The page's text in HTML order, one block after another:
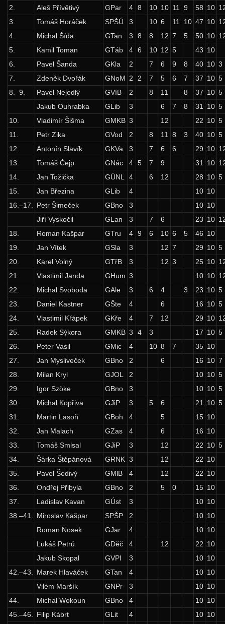
2.
Aleš Přívětivý GPar 4 8 10 10 11 9 58 10
3.
Tomáš Horáček SPŠÚ 3 10 6 11 10 47 10
4.
Michal Šída GTan 3 8 8 12 7 5 50 10
5.
Kamil Toman GTáb 4 6 10 12 5 43 10
6.
Pavel Šanda GKla 2 7 6 9 8 40 10 3
7.
Zdeněk Dvořák GNoM 2 2 7 5 6 7 37 10 5
8.–9.
Pavel Nejedlý GVíB 2 8 11 8 37 10 5
Jakub Ouhrabka
GLib 3 6 7 8 31 10 5
10.
Vladimír Šišma GMKB 3 12 22 10 5
11.
Petr Zika GVod 2 8 11 8 3 40 10 5
12.
Antonín Slavík GKVa 3 7 6 6 29 10
13.
Tomáš Čejp GNác 4 5 7 9 31 10
14.
Jan Tožička GÚNL 4 6 12 28 10 5
15.
Jan Březina GLib 4 10 10
16.–17. Petr Šimeček GBno 3 10 10
Jiří Vyskočil
GLan 3 7 6 23 10
18.
Roman Kašpar GTru 4 9 6 10 6 5 46 10
19.
Jan Vítek GSla 3 12 7 29 10 5
20.
Karel Volný GTřB 3 12 3 25 10
21.
Vlastimil Janda GHum 3 10 10
22.
Michal Svoboda GAle 3 6 4 3 23 10 5
23.
Daniel Kastner GŠte 4 6 16 10 5
24.
Vlastimil Křápek GKře 4 7 12 29 10
25.
Radek Sýkora GMKB 3 4 3 17 10 5
26.
Peter Vasil GMic 4 10 8 7 35 10
27.
Jan Mysliveček GBno 2 6 16 10 7
28.
Milan Kryl GJOL 2 10 10 5
29.
Igor Szöke GBno 3 10 10 5
30.
Michal Kopřiva GJiP 3 5 6 21 10 5
31.
Martin Lasoň GBoh 4 5 15 10
32.
Jan Malach GZas 4 6 16 10
33.
Tomáš Smlsal GJiP 3 12 22 10 5
34.
Šárka Štěpánová GRNK 3 12 22 10
35.
Pavel Šedivý GMlB 4 12 22 10
36.
Ondřej Přibyla GBno 2 5 0 15 10
37.
Ladislav Kavan GÚst 3 10 10
38.–41. Miroslav Kašpar SPŠP 2 10 10
Roman Nosek
GJar 4 10 10
Lukáš Petrů
GDěč 4 12 22 10
Jakub Skopal
GVPl 3 10 10
42.–43. Marek Hlaváček GTan 4 10 10
Vilém Maršík
GNPr 3 10 10
44.
Michal Wokoun GBno 4 10 10
45.–46. Filip Kábrt GLit 4 10 10
37. ročník: 24/25
36. ročník: 23/24
35. ročník: 22/23
34. ročník: 21/22
33. ročník: 20/21
32. ročník: 19/20
31. ročník: 18/19
30. ročník: 17/18
29. ročník: 16/17
28. ročník: 15/16
27. ročník: 14/15
26. ročník: 13/14
25. ročník: 12/13
24. ročník: 11/12
23. ročník: 10/11
22. ročník: 09/10
21. ročník: 08/09
20. ročník: 07/08
19. ročník: 06/07
18. ročník: 05/06
17. ročník: 04/05
16. ročník: 03/04
15. ročník: 02/03
14. ročník: 01/02
13. ročník: 00/01
12. ročník: 99/00
11. ročník: 98/99
10. ročník: 97/98
9. ročník: 96/97
Zadání 1. série
Řešení
Výsledky
Zadání 2. série
Řešení
Výsledky
Zadání 3. série